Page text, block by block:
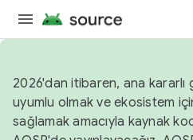
2026'dan itibaren, ana kararlı
uyumlu olmak ve ekosistem
sağlamak amacıyla kaynak